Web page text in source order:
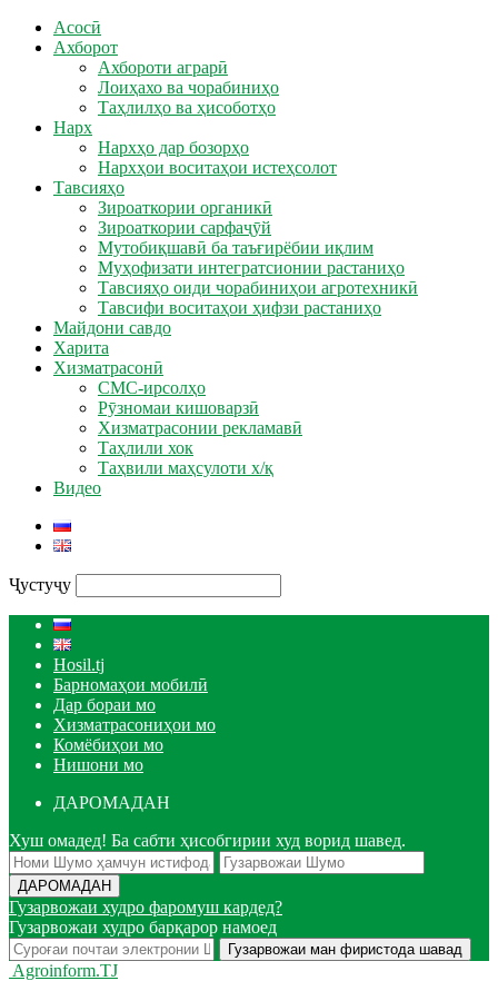
Асосӣ
Ахборот
Ахбороти аграрӣ
Лоиҳахо ва чорабиниҳо
Таҳлилҳо ва ҳисоботҳо
Нарх
Нархҳо дар бозорҳо
Нархҳои воситаҳои истеҳсолот
Тавсияҳо
Зироаткории органикӣ
Зироаткории сарфаҷӯй
Мутобиқшавӣ ба таъғирёбии иқлим
Муҳофизати интегратсионии растаниҳо
Тавсияҳо оиди чорабиниҳои агротехникӣ
Тавсифи воситаҳои ҳифзи растаниҳо
Майдони савдо
Харита
Хизматрасонӣ
СМС-ирсолҳо
Рӯзномаи кишоварзӣ
Хизматрасонии рекламавӣ
Таҳлили хок
Таҳвили маҳсулоти х/қ
Видео
Ҷустуҷу
Hosil.tj
Барномаҳои мобилӣ
Дар бораи мо
Хизматрасониҳои мо
Комёбиҳои мо
Нишони мо
ДАРОМАДАН
Хуш омадед! Ба сабти ҳисобгирии худ ворид шавед.
Гузарвожаи худро фаромуш кардед?
Гузарвожаи худро барқарор намоед
Agroinform.TJ